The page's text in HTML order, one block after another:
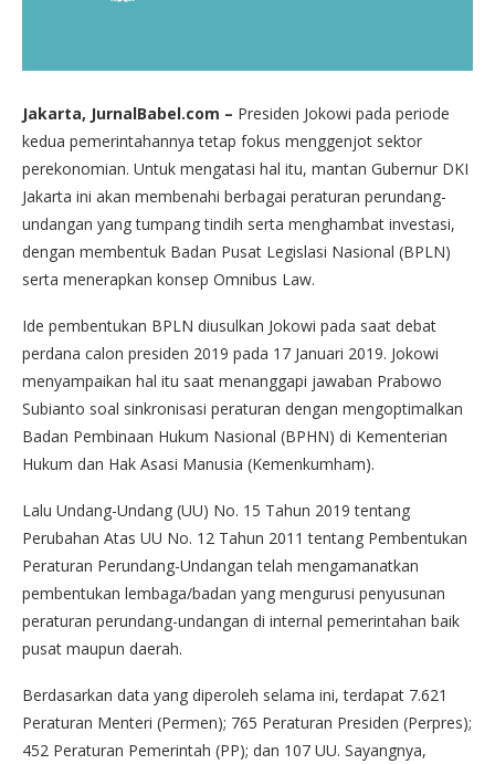
Jakarta, JurnalBabel.com – Presiden Jokowi pada periode
kedua pemerintahannya tetap fokus menggenjot sektor
perekonomian. Untuk mengatasi hal itu, mantan Gubernur DKI
Jakarta ini akan membenahi berbagai peraturan perundang-
undangan yang tumpang tindih serta menghambat investasi,
dengan membentuk Badan Pusat Legislasi Nasional (BPLN)
serta menerapkan konsep Omnibus Law.
Ide pembentukan BPLN diusulkan Jokowi pada saat debat
perdana calon presiden 2019 pada 17 Januari 2019. Jokowi
menyampaikan hal itu saat menanggapi jawaban Prabowo
Subianto soal sinkronisasi peraturan dengan mengoptimalkan
Badan Pembinaan Hukum Nasional (BPHN) di Kementerian
Hukum dan Hak Asasi Manusia (Kemenkumham).
Lalu Undang-Undang (UU) No. 15 Tahun 2019 tentang
Perubahan Atas UU No. 12 Tahun 2011 tentang Pembentukan
Peraturan Perundang-Undangan telah mengamanatkan
pembentukan lembaga/badan yang mengurusi penyusunan
peraturan perundang-undangan di internal pemerintahan baik
pusat maupun daerah.
Berdasarkan data yang diperoleh selama ini, terdapat 7.621
Peraturan Menteri (Permen); 765 Peraturan Presiden (Perpres);
452 Peraturan Pemerintah (PP); dan 107 UU. Sayangnya,